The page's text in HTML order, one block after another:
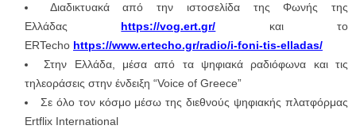
Διαδικτυακά από την ιστοσελίδα της Φωνής της
Ελλάδας https://vog.ert.gr/ και το
ERTecho https://www.ertecho.gr/radio/i-foni-tis-elladas/
Στην Ελλάδα, μέσα από τα ψηφιακά ραδιόφωνα και τις
τηλεοράσεις στην ένδειξη “Voice of Greece”
Σε όλο τον κόσμο μέσω της διεθνούς ψηφιακής πλατφόρμας
Ertflix International